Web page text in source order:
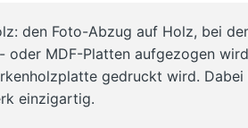
den Foto-Abzug auf Holz, bei
MDF-Platten aufgezogen
gedruckt wird.
einzigartig.